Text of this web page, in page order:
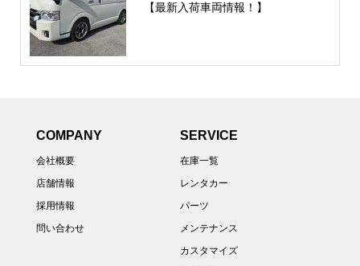
【最新入荷車両情報！】
COMPANY
会社概要
店舗情報
採用情報
問い合わせ
SERVICE
在庫一覧
レンタカー
パーツ
メンテナンス
カスタマイズ